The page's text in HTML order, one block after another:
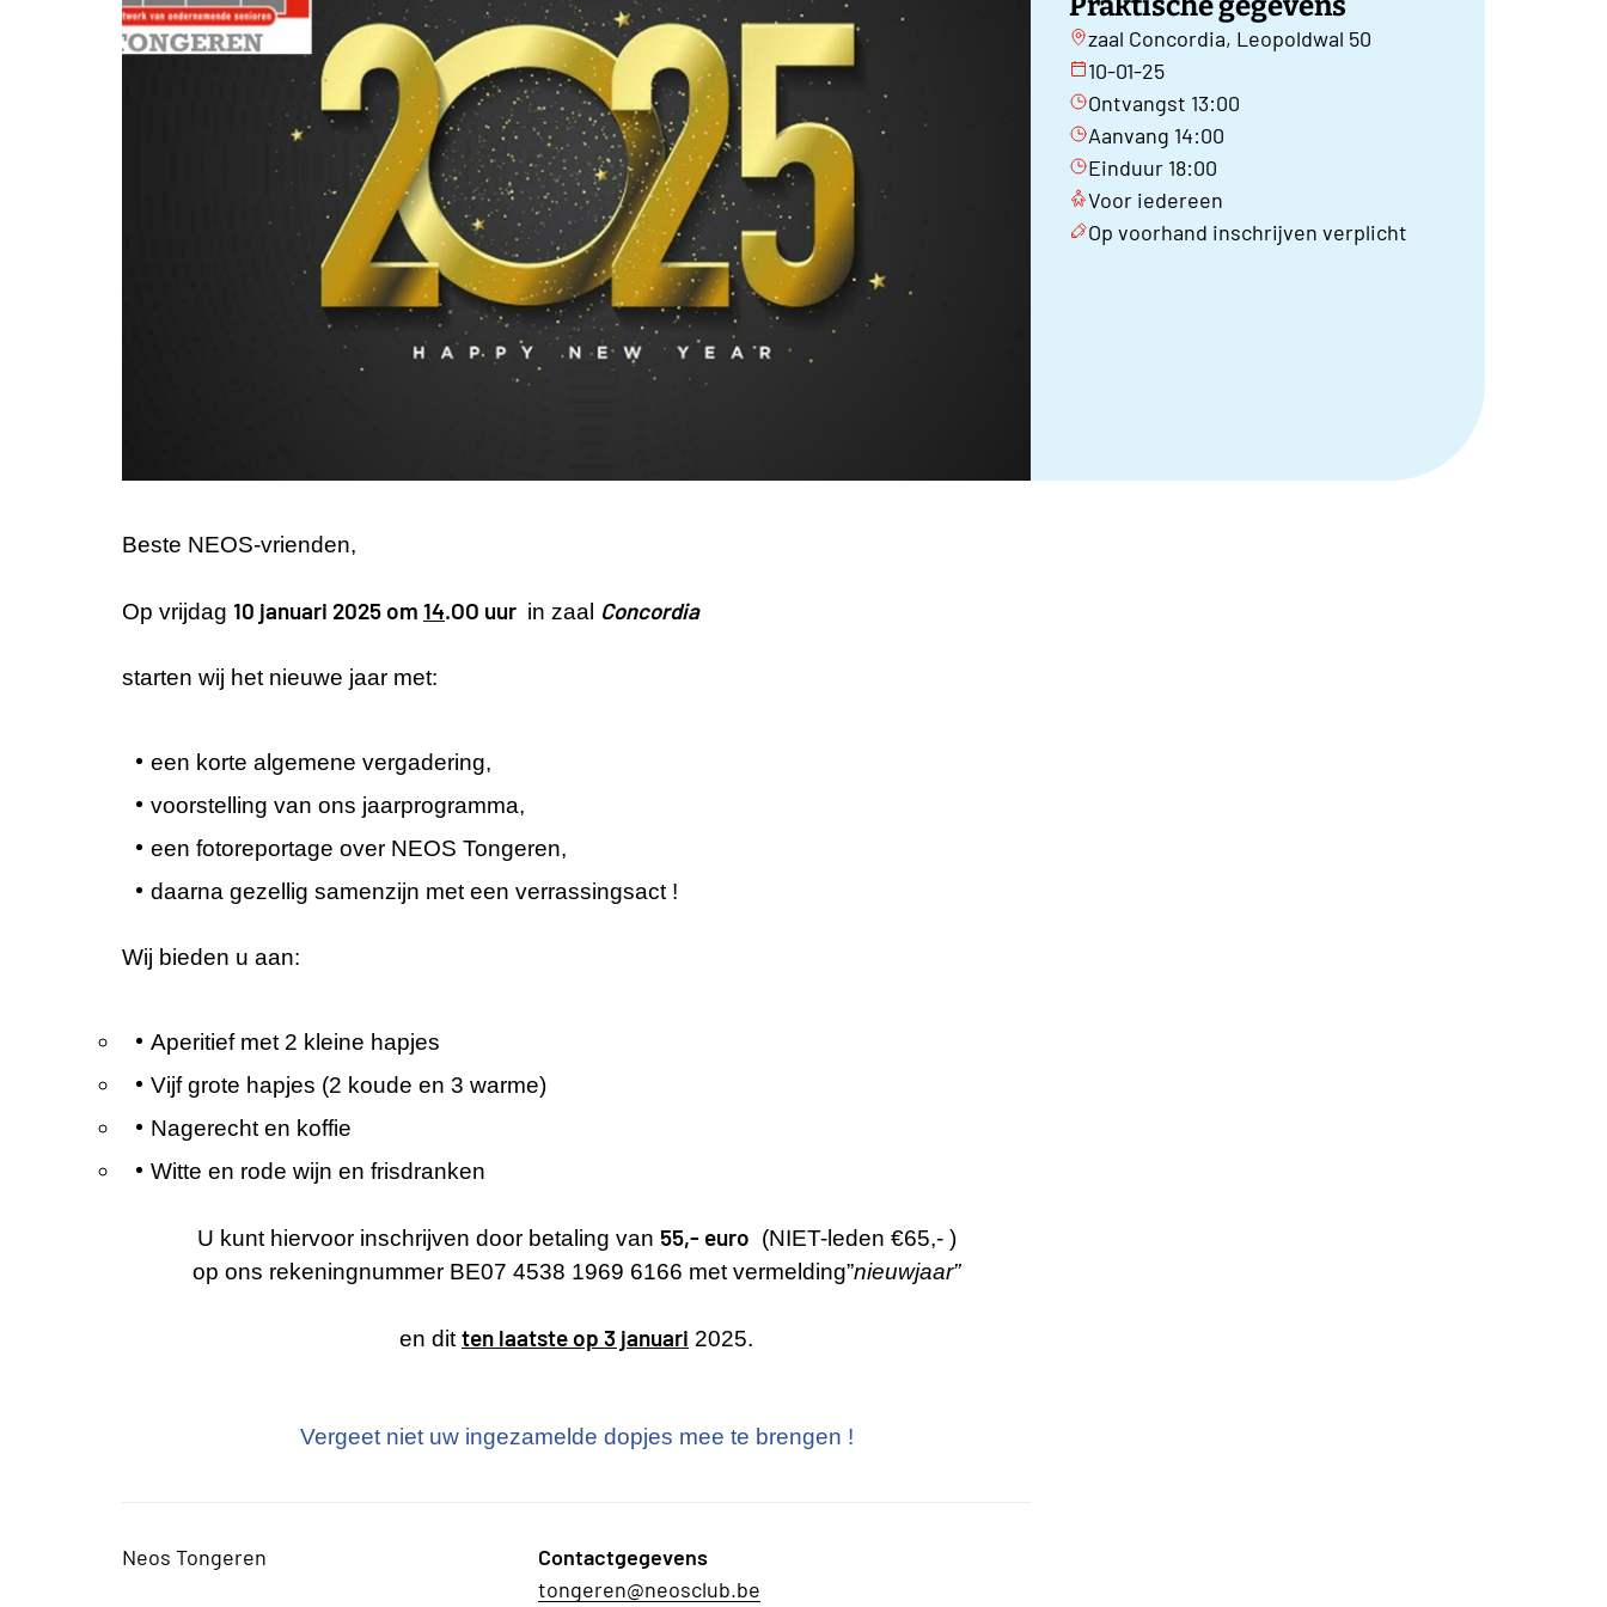
zaal Concordia, Leopoldwal 50
10-01-25
Ontvangst 13:00
Aanvang 14:00
Einduur 18:00
Voor iedereen
Op voorhand inschrijven verplicht
Beste NEOS-vrienden,
Op vrijdag 10 januari 2025 om 14.OO uur in zaal Concordia
starten wij het nieuwe jaar met:
een korte algemene vergadering,
voorstelling van ons jaarprogramma,
een fotoreportage over NEOS Tongeren,
daarna gezellig samenzijn met een verrassingsact !
Wij bieden u aan:
Aperitief met 2 kleine hapjes
Vijf grote hapjes (2 koude en 3 warme)
Nagerecht en koffie
Witte en rode wijn en frisdranken
U kunt hiervoor inschrijven door betaling van 55,- euro (NIET-leden €65,- )
op ons rekeningnummer BE07 4538 1969 6166 met vermelding”nieuwjaar”
en dit ten laatste op 3 januari 2025.
Vergeet niet uw ingezamelde dopjes mee te brengen !
Neos Tongeren
Contactgegevens
tongeren@neosclub.be